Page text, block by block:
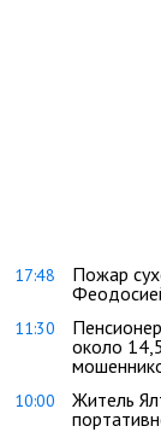
17:48
Пожар
11:30
около
10:00
Житель